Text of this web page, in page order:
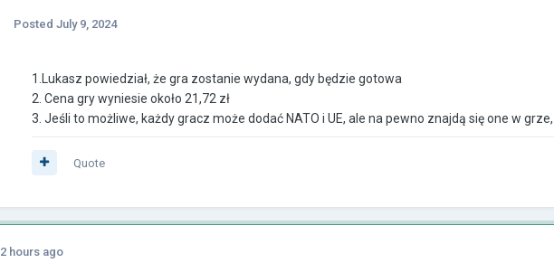
Posted July 9, 2024
1.Lukasz powiedział, że gra zostanie wydana, gdy będzie gotowa
2. Cena gry wyniesie około 21,72 zł
3. Jeśli to możliwe, każdy gracz może dodać NATO i UE, ale na pewno znajdą się one w
Quote
2 hours ago